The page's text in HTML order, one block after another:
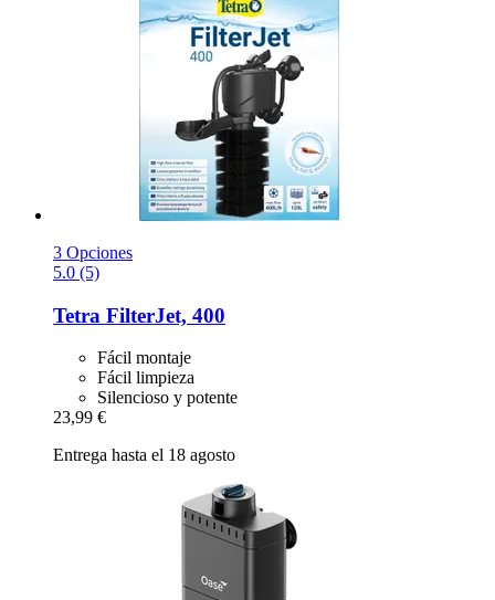
3 Opciones
5.0 (5)
Tetra FilterJet, 400
Fácil montaje
Fácil limpieza
Silencioso y potente
23,99 €
Entrega hasta el 18 agosto